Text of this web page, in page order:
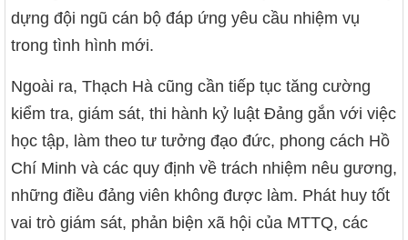
dựng đội ngũ cán bộ đáp ứng yêu cầu nhiệm vụ
trong tình hình mới.
Ngoài ra, Thạch Hà cũng cần tiếp tục tăng cường
kiểm tra, giám sát, thi hành kỷ luật Đảng gắn với việc
học tập, làm theo tư tưởng đạo đức, phong cách Hồ
Chí Minh và các quy định về trách nhiệm nêu gương,
những điều đảng viên không được làm. Phát huy tốt
vai trò giám sát, phản biện xã hội của MTTQ, các